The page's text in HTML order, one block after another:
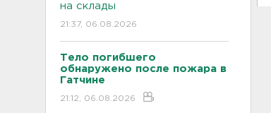
на склады
21:37, 06.08.2026
Тело погибшего
обнаружено после пожара в
Гатчине
21:12, 06.08.2026